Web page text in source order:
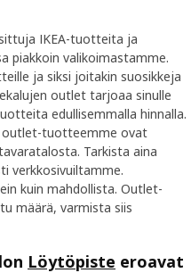
IKEA-tuotteita ja
piakkoin valikoimastamme.
ja siksi joitakin suosikkeja
outlet tarjoaa sinulle
edullisemmalla hinnalla.
outlet-tuotteemme ovat
Tarkista aina
verkkosivuiltamme.
kuin mahdollista. Outlet-
määrä, varmista siis
Löytöpiste eroavat